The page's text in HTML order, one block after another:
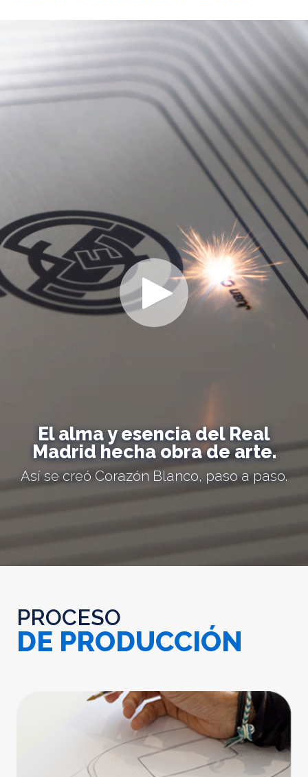
El alma y esencia del Real
Madrid hecha obra de arte.
Así se creó Corazón Blanco, paso a paso.
PROCESO
DE PRODUCCIÓN